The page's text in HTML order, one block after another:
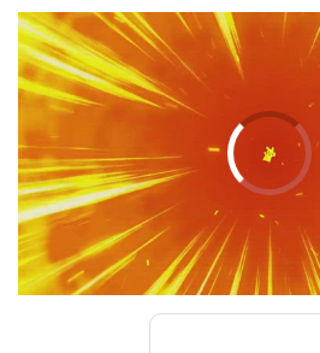
00:00 /01:00